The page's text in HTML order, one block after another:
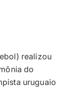
realizou
do
uruguaio